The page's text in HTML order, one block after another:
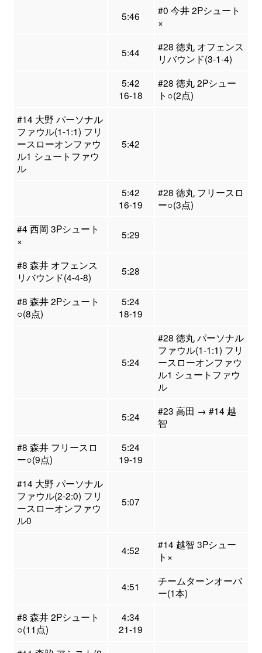
5:46
#0 今井 2Pシュート
×
5:44
#28 徳丸 オフェンス
リバウンド(3-1-4)
5:42
16-18
#28 徳丸 2Pシュー
ト○(2点)
#14 大野 パーソナル
ファウル(1-1:1) フリ
ースローオンファウ
ル1 シュートファウ
ル
5:42
5:42
16-19
#28 徳丸 フリースロ
ー○(3点)
#4 西岡 3Pシュート
×
5:29
#8 森井 オフェンス
リバウンド(4-4-8)
5:28
#8 森井 2Pシュート
○(8点)
5:24
18-19
5:24
#28 徳丸 パーソナル
ファウル(1-1:1) フリ
ースローオンファウ
ル1 シュートファウ
ル
5:24
#23 高田 → #14 越
智
#8 森井 フリースロ
ー○(9点)
5:24
19-19
#14 大野 パーソナル
ファウル(2-2:0) フリ
ースローオンファウ
ル0
5:07
4:52
#14 越智 3Pシュー
ト×
4:51
チームターンオーバ
ー(1本)
#8 森井 2Pシュート
○(11点)
4:34
21-19